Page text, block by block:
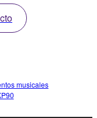
musicales